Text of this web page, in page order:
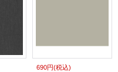
690円(税込)